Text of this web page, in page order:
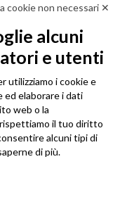
ai professionisti e resta
cookie non necessari ✕
alcuni
e utenti
utilizziamo i cookie e
ed elaborare i dati
web o la
rispettiamo il tuo diritto
alcuni tipi di
di più.